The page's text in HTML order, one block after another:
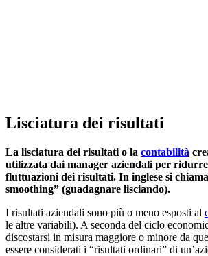
Lisciatura dei risultati
La lisciatura dei risultati o la contabilità
utilizzata dai manager aziendali per
fluttuazioni dei risultati. In inglese si
smoothing” (guadagnare lisciando).
I risultati aziendali sono più o meno esposti al
le altre variabili). A seconda del ciclo
discostarsi in misura maggiore o minore da
essere considerati i “risultati ordinari” di